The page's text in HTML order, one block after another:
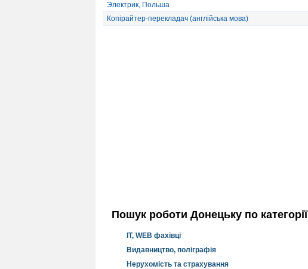
Электрик, Польша
Копірайтер-перекладач (англійська мова)
Пошук роботи Донецьку по категорії
IT, WEB фахівці
Видавництво, поліграфія
Нерухомість та страхування